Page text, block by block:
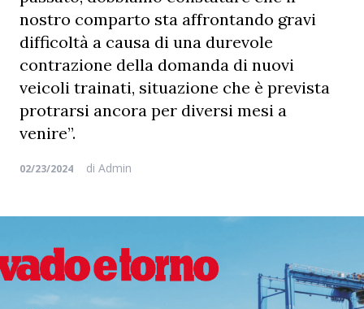
nostro comparto sta affrontando gravi
difficoltà a causa di una durevole
contrazione della domanda di nuovi
veicoli trainati, situazione che è prevista
protrarsi ancora per diversi mesi a
venire”.
02/23/2024 di Admin